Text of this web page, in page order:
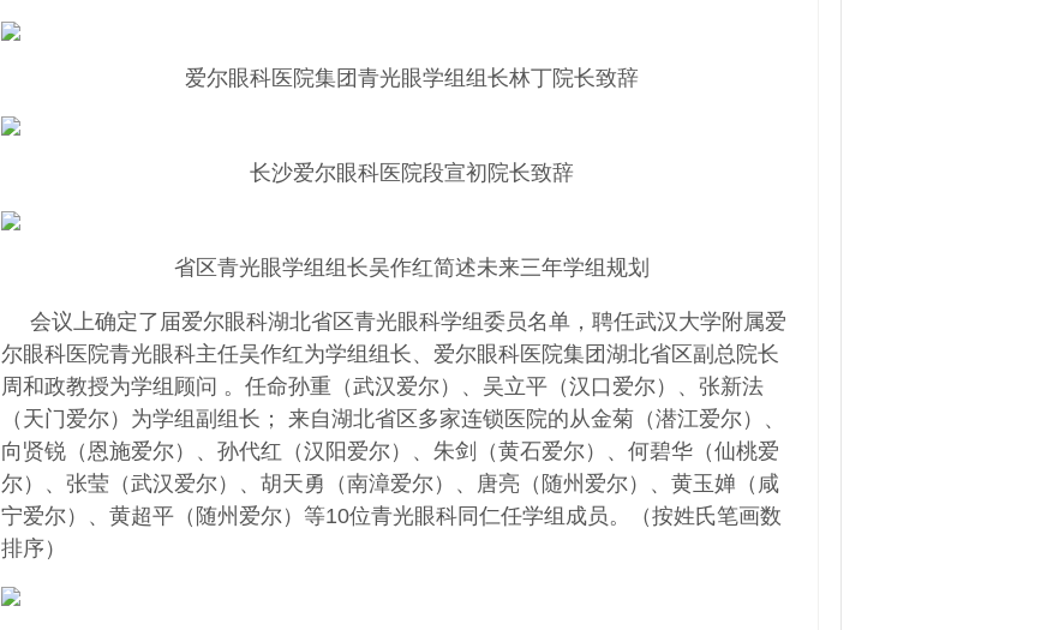
爱尔眼科医院集团青光眼学组组长林丁院长致辞
长沙爱尔眼科医院段宣初院长致辞
省区青光眼学组组长吴作红简述未来三年学组规划
会议上确定了届爱尔眼科湖北省区青光眼科学组委员名单，聘任武汉大学附属爱
尔眼科医院青光眼科主任吴作红为学组组长、爱尔眼科医院集团湖北省区副总院长
周和政教授为学组顾问 。任命孙重（武汉爱尔）、吴立平（汉口爱尔）、张新法
（天门爱尔）为学组副组长； 来自湖北省区多家连锁医院的从金菊（潜江爱尔）、
向贤锐（恩施爱尔）、孙代红（汉阳爱尔）、朱剑（黄石爱尔）、何碧华（仙桃爱
尔）、张莹（武汉爱尔）、胡天勇（南漳爱尔）、唐亮（随州爱尔）、黄玉婵（咸
宁爱尔）、黄超平（随州爱尔）等10位青光眼科同仁任学组成员。（按姓氏笔画数
排序）